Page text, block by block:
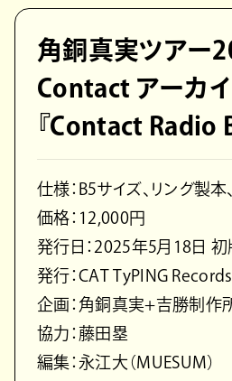
角銅真実ツアー
Contact アーカイ
『Contact Radio
仕様：B5サイズ、リング製
価格：12,000円
発行日：2025年5月18日 初
発行：CAT TyPING Records
企画：角銅真実+吉勝制作
協力：藤田塁
編集：永江大（MUESUM）